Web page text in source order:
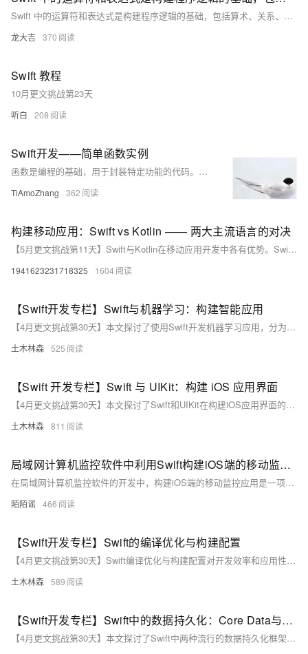
Swift 中的运算符和表达式是构建程序逻辑的基础，包括算术、关系、逻辑、位运算符及赋值运算符，用于数值计算、条件判断、位操作、赋值与更新等。掌握这些工具是编写高效代码的关键。
龙大吉 370
Swift 教程
10月更文挑战第23天
听白 208
Swift开发——简单函数实例
函数是编程的基础，用于封装特定功能的代码。它们有关键词func、函数名、参数列表（可为空）和返回类型。多返回值可通过元组、数组、inout参数或可选类型实现。例如，返回元组 `(value1, value2)`，数组 `[value1, value2]` 或使用可选数组 `[[Double]]?`。函数可以作为其他函数的参数，类似闭包或Lambda表达式。在Swift中，示例展示了通过元组、带索引的元组、数组和可选类型返回多个值的函数。还演示了如何使用inout参数交换变量值。
TiAmoZhang 362
构建移动应用：Swift vs Kotlin —— 两大主流语言的对决
【5月更文挑战第11天】Swift与Kotlin在移动应用开发中各有优势。Swift是iOS开发的首选，以其简洁语法、高性能和类型安全著称；而Kotlin是Android的官方推荐语言，以其与Java的无缝互操作、空安全特性和简洁代码受到青睐。两者在语法简洁性、性能和社区支持上表现优秀，但平台兼容性不同。开发者应根据项目需求和目标平台选择合适的语言。
1941623231718325 1604
【Swift开发专栏】Swift与机器学习：构建智能应用
【4月更文挑战第30天】本文探讨了使用Swift开发机器学习应用，分为三个部分：机器学习基础（定义、类型及应用），Swift在机器学习中的作用（Swift for TensorFlow、Core ML及性能优势），以及实践技巧（数据预处理、特征工程、模型训练与部署、性能优化和用户界面集成）。通过学习，开发者能掌握构建智能应用的技能，利用Swift的性能和安全性提升应用效率。随着深入学习，开发者可探索更多高级特性和技术，如深度学习和复杂数据分析。
土木林森 525
【Swift 开发专栏】Swift 与 UIKit：构建 iOS 应用界面
【4月更文挑战第30天】本文探讨了Swift和UIKit在构建iOS应用界面的关键技术和实践方法。Swift的简洁语法、类型安全和高效编程模型，加上与UIKit的紧密集成，使开发者能便捷地创建用户界面。UIKit提供视图、控制器、布局、动画和事件处理等功能，支持灵活的界面设计。实践中，遵循设计原则，合理组织视图层次，运用布局和动画，以及实现响应式设计，能提升界面质量和用户体验。文章通过登录、列表和详情界面的实际案例展示了Swift与UIKit的结合应用。
土木林森 811
局域网计算机监控软件中利用Swift构建iOS端的移动监控应用
在局域网计算机监控软件的开发中，构建iOS端的移动监控应用是一项关键任务。本文将介绍如何利用Swift语言实现这一目标，通过多个代码示例展示关键功能的实现。
陌陌谣 466
【Swift开发专栏】Swift的编译优化与构建配置
【4月更文挑战第30天】Swift编译优化与构建配置对开发效率和应用性能至关重要。编译优化包括不同级别的优化、函数内联、泛型特化、尾递归优化、死代码消除和链接时优化。在Xcode的&quot;Build Settings&quot;中可调整相关标志。构建配置涉及Debug与Release模式、自定义配置、条件编译、构建设置和脚本。开发时，应适时测试、选择适当优化级别、避免过度优化，并利用条件编译区分不同版本的代码。有效管理构建设置可提升开发质量和性能。
土木林森 589
【Swift开发专栏】Swift中的数据持久化：Core Data与Realm
【4月更文挑战第30天】本文探讨了Swift中两种流行的数据持久化框架——Core Data和Realm。数据持久化是保持应用数据在不同运行周期间一致性的关键。Core Data，苹果的ORM系统，适合处理复杂数据关系，提供与iOS生态系统的无缝集成。使用Core Data涉及定义数据模型、生成NSManagedObject子类、配置持久化容器及执行数据操作。而 Realm，一个轻量级数据库，以其高性能、易于使用的API和实时数据同步适用于跨平台项目。在Swift中使用Realm，需定义数据模型、配置Realm实例、执行数据操作并观察数据变化。理解这两者能帮助开发者构建更高效、可靠的应用。